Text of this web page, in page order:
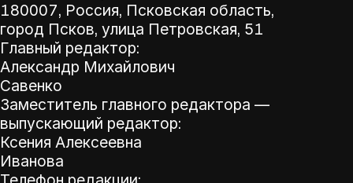
180007, Россия, Псковская область,
город Псков, улица Петровская, 51
Главный редактор:
Александр Михайлович
Савенко
Заместитель главного редактора —
выпускающий редактор:
Ксения Алексеевна
Иванова